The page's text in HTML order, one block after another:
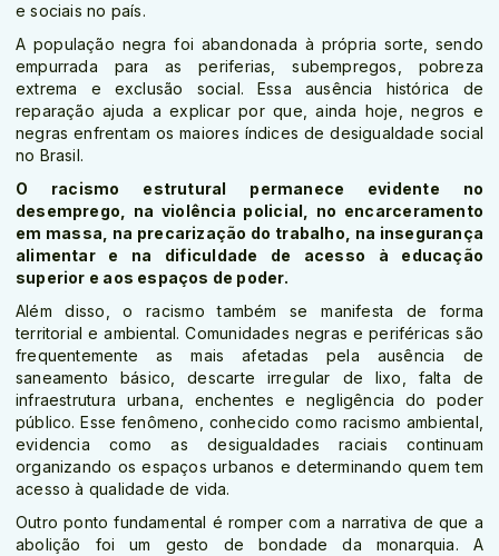
e sociais no país.
A população negra foi abandonada à própria sorte, sendo
empurrada para as periferias, subempregos, pobreza
extrema e exclusão social. Essa ausência histórica de
reparação ajuda a explicar por que, ainda hoje, negros e
negras enfrentam os maiores índices de desigualdade social
no Brasil.
O racismo estrutural permanece evidente no
desemprego, na violência policial, no encarceramento
em massa, na precarização do trabalho, na insegurança
alimentar e na dificuldade de acesso à educação
superior e aos espaços de poder.
Além disso, o racismo também se manifesta de forma
territorial e ambiental. Comunidades negras e periféricas são
frequentemente as mais afetadas pela ausência de
saneamento básico, descarte irregular de lixo, falta de
infraestrutura urbana, enchentes e negligência do poder
público. Esse fenômeno, conhecido como racismo ambiental,
evidencia como as desigualdades raciais continuam
organizando os espaços urbanos e determinando quem tem
acesso à qualidade de vida.
Outro ponto fundamental é romper com a narrativa de que a
abolição foi um gesto de bondade da monarquia. A